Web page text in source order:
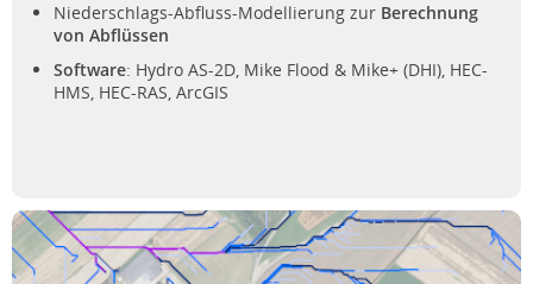
Niederschlags-Abfluss-Modellierung zur Berechnung
von Abflüssen
Software: Hydro AS-2D, Mike Flood & Mike+ (DHI), HEC-
HMS, HEC-RAS, ArcGIS